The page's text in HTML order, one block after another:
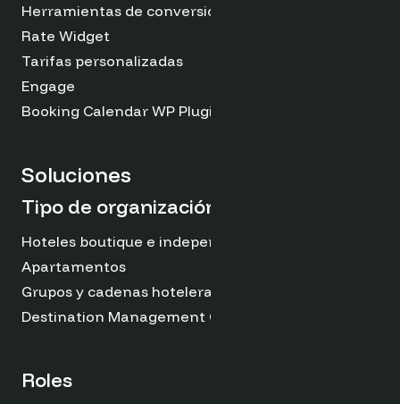
Herramientas de conversión
Rate Widget
Tarifas personalizadas
Engage
Booking Calendar WP Plugin
Soluciones
Tipo de organización
Hoteles boutique e independientes
Apartamentos
Grupos y cadenas hoteleras
Destination Management Organizations
Roles